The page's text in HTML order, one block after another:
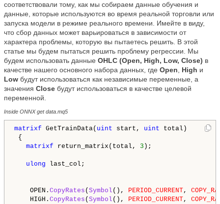
соответствовали тому, как мы собираем данные обучения и
данные, которые используются во время реальной торговли или
запуска модели в режиме реального времени. Имейте в виду,
что сбор данных может варьироваться в зависимости от
характера проблемы, которую вы пытаетесь решить. В этой
статье мы будем пытаться решить проблему регрессии. Мы
будем использовать данные OHLC (Open, High, Low, Close) в
качестве нашего основного набора данных, где Open High и
Low будут использоваться как независимые переменные, а
значения Close будут использоваться в качестве целевой
переменной.
Inside ONNX get data.mq5
matrixf GetTrainData( uint start, uint total)
{
matrixf return_matrix(total, 3 );
ulong last_col;
OPEN. CopyRates ( Symbol (), PERIOD_CURRENT,
HIGH. CopyRates ( Symbol (), PERIOD_CURRENT,